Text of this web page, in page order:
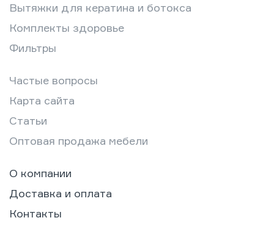
Вытяжки для кератина и ботокса
Комплекты здоровье
Фильтры
Частые вопросы
Карта сайта
Статьи
Оптовая продажа мебели
О компании
Доставка и оплата
Контакты